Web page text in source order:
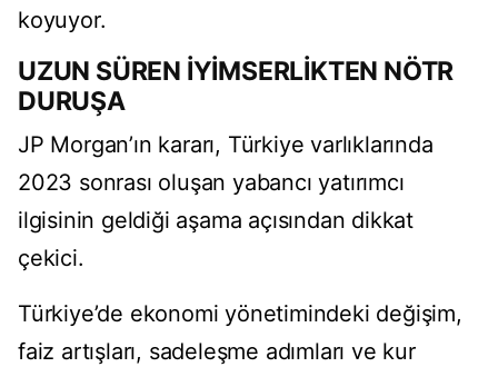
koyuyor.
UZUN SÜREN İYİMSERLİKTEN NÖTR
DURUŞA
JP Morgan’ın kararı, Türkiye varlıklarında
2023 sonrası oluşan yabancı yatırımcı
ilgisinin geldiği aşama açısından dikkat
çekici.
Türkiye’de ekonomi yönetimindeki değişim,
faiz artışları, sadeleşme adımları ve kur